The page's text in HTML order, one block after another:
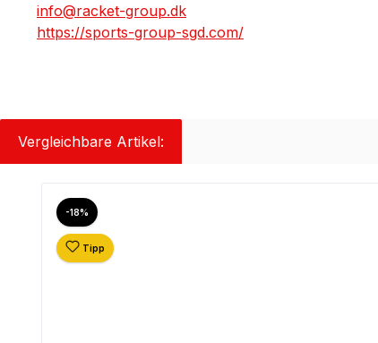
info@racket-group.dk
https://sports-group-sgd.com/
Vergleichbare Artikel:
-18% Rabatt
Tipp